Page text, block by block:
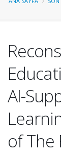
AI-
of The